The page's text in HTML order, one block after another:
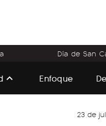
Día de San
Enfoque
23 de